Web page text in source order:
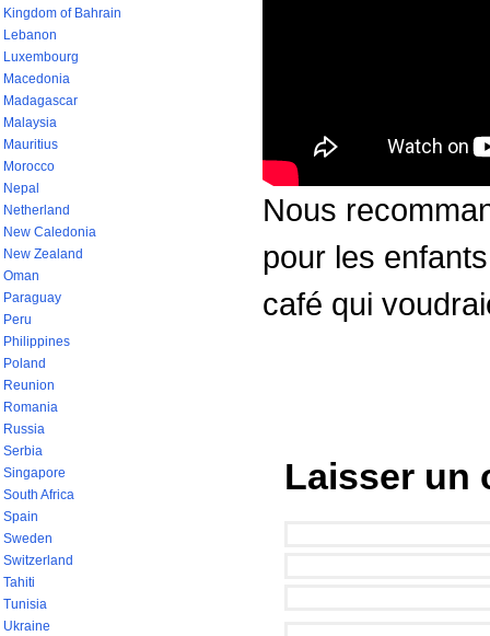
Kingdom of Bahrain
Lebanon
Luxembourg
Macedonia
Madagascar
Malaysia
Mauritius
Morocco
Nepal
Netherland
New Caledonia
New Zealand
Oman
Paraguay
Peru
Philippines
Poland
Reunion
Romania
Russia
Serbia
Singapore
South Africa
Spain
Sweden
Switzerland
Tahiti
Tunisia
Ukraine
Nous
pour les
café qui
Laisser un